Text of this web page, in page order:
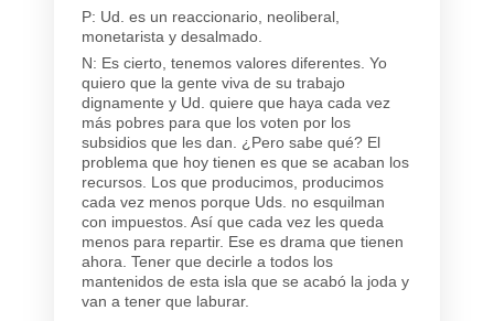
P: Ud. es un reaccionario, neoliberal,
monetarista y desalmado.
N: Es cierto, tenemos valores diferentes. Yo
quiero que la gente viva de su trabajo
dignamente y Ud. quiere que haya cada vez
más pobres para que los voten por los
subsidios que les dan. ¿Pero sabe qué? El
problema que hoy tienen es que se acaban los
recursos. Los que producimos, producimos
cada vez menos porque Uds. no esquilman
con impuestos. Así que cada vez les queda
menos para repartir. Ese es drama que tienen
ahora. Tener que decirle a todos los
mantenidos de esta isla que se acabó la joda y
van a tener que laburar.